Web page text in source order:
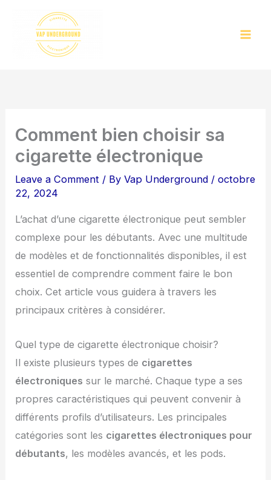
Comment bien choisir sa
cigarette électronique
Leave a Comment / ByVap Underground /octobre
22, 2024
L’achat d’une cigarette électronique peut sembler
complexe pour les débutants. Avec une multitude
de modèles et de fonctionnalités disponibles, il est
essentiel de comprendre comment faire le bon
choix. Cet article vous guidera à travers les
principaux critères à considérer.
Quel type de cigarette électronique choisir?
Il existe plusieurs types de cigarettes
électroniques sur le marché. Chaque type a ses
propres caractéristiques qui peuvent convenir à
différents profils d’utilisateurs. Les principales
catégories sont les cigarettes électroniques pour
débutants, les modèles avancés, et les pods.